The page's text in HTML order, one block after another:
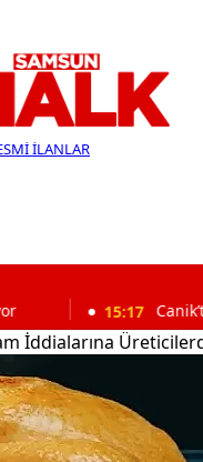
İLANLAR
Canik’te kırsal
İddialarına